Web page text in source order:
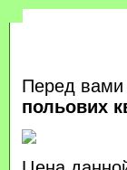
Перед
польових